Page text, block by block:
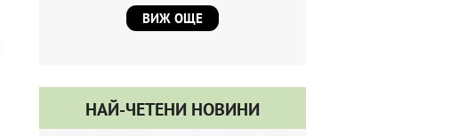
ВИЖ ОЩЕ
НАЙ-ЧЕТЕНИ НОВИНИ